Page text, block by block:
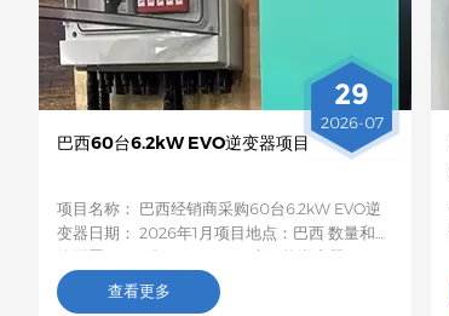
29
2026-07
巴西60台6.2kW EVO逆变器项目
项目名称： 巴西经销商采购60台6.2kW EVO逆
变器日期： 2026年1月项目地点：巴西 数量和具
体配置： 60 台 6.2kW EVO 太阳能逆变器项目
描述：这批60台6.2kW EVO太阳能逆变器将运
往巴西，用于农村居民和小型企业的光伏储能项
查看更多